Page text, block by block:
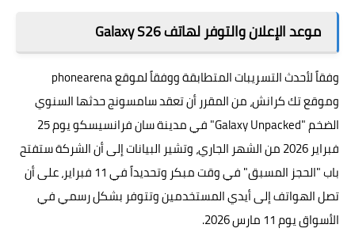
موعد الإعلان والتوفر لهاتف Galaxy S26
وفقاً لأحدث التسريبات المتطابقة ووفقاً لموقعphonearena
وموقع تك كرانش، من المقرر أن تعقد سامسونج حدثها السنوي
الضخم "Galaxy Unpacked" في مدينة سان فرانسيسكو يوم 25
فبراير 2026 من الشهر الجاري، وتشير البيانات إلى أن الشركة ستفتح
باب "الحجز المسبق" في وقت مبكر وتحديداً في 11 فبراير، على أن
تصل الهواتف إلى أيدي المستخدمين وتتوفر بشكل رسمي في
الأسواق يوم 11 مارس 2026.